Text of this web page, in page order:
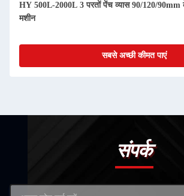
HY 500L-2000L 3 परतों पेंच व्यास 90/120/90mm
मशीन
सबसे अच्छी कीमत पाएं
संपर्क